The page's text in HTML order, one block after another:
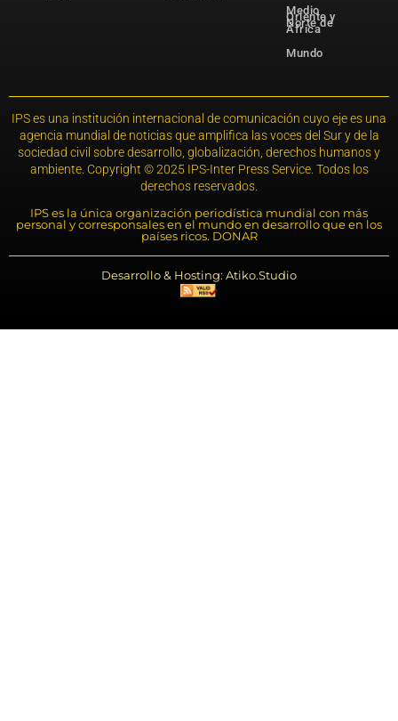
Medio
Oriente y
Norte de
África
Mundo
IPS es una institución internacional de comunicación cuyo eje es una
agencia mundial de noticias que amplifica las voces del Sur y de la
sociedad civil sobre desarrollo, globalización, derechos humanos y
ambiente. Copyright © 2025 IPS-Inter Press Service. Todos los
derechos reservados.
IPS es la única organización periodística mundial con más
personal y corresponsales en el mundo en desarrollo que en los
países ricos. DONAR
Desarrollo & Hosting: Atiko.Studio